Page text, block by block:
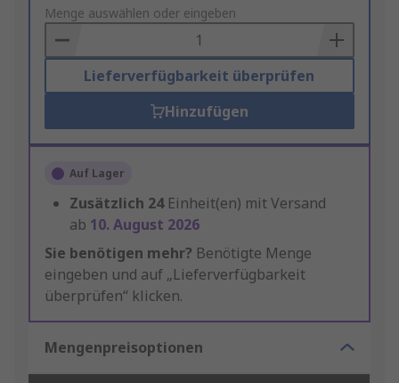
to
Basket
Menge auswählen oder eingeben
Lieferverfügbarkeit überprüfen
Hinzufügen
Auf Lager
Zusätzlich 24 Einheit(en) mit Versand
ab 10. August 2026
Sie benötigen mehr? Benötigte Menge
eingeben und auf „Lieferverfügbarkeit
überprüfen“ klicken.
Mengenpreisoptionen